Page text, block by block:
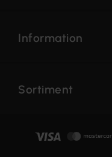
Information
Sortiment